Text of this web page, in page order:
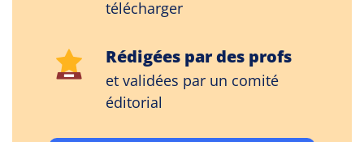
télécharger
Rédigées par des profs
et validées par un comité
éditorial